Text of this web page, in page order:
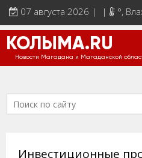
07 августа 2026 | | °,
КОЛЫМА.RU
Новости Магадана и Магаданской
Инвестиционные